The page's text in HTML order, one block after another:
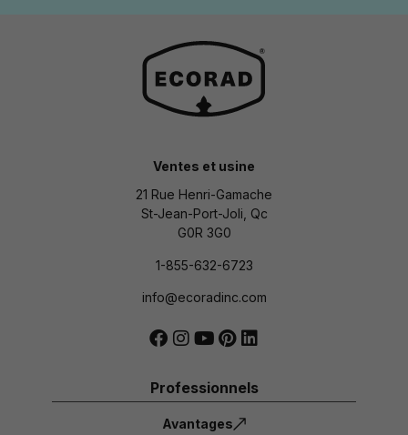
Ventes et usine
21 Rue Henri-Gamache
St-Jean-Port-Joli, Qc
G0R 3G0
1-855-632-6723
info@ecoradinc.com
Professionnels
Avantages